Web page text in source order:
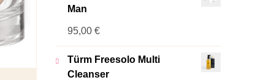
Man
95,00 €
Türm Freesolo Multi
Cleanser